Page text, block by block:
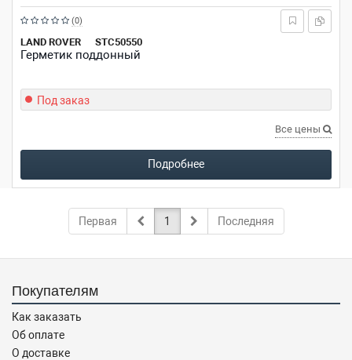
LAND ROVER STC50550
Герметик поддонный
Рейтинг:
из
(0)
Под заказ
Все цены
Подробнее
Первая 1 Последняя
Покупателям
Как заказать
Об оплате
О доставке